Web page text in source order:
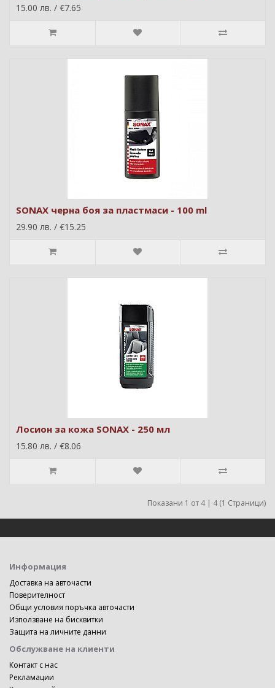
15.00 лв. / €7.65
SONAX черна боя за пластмаси - 100 ml
29.90 лв. / €15.25
Лосион за кожа SONAX - 250 мл
15.80 лв. / €8.06
Показани 1 от 4 | 4 (1 Страници)
Информация
Доставка на авточасти
Поверителност
Общи условия поръчка авточасти
Използване на бисквитки
Защита на личните данни
Обслужване на клиенти
Контакт с нас
Рекламации